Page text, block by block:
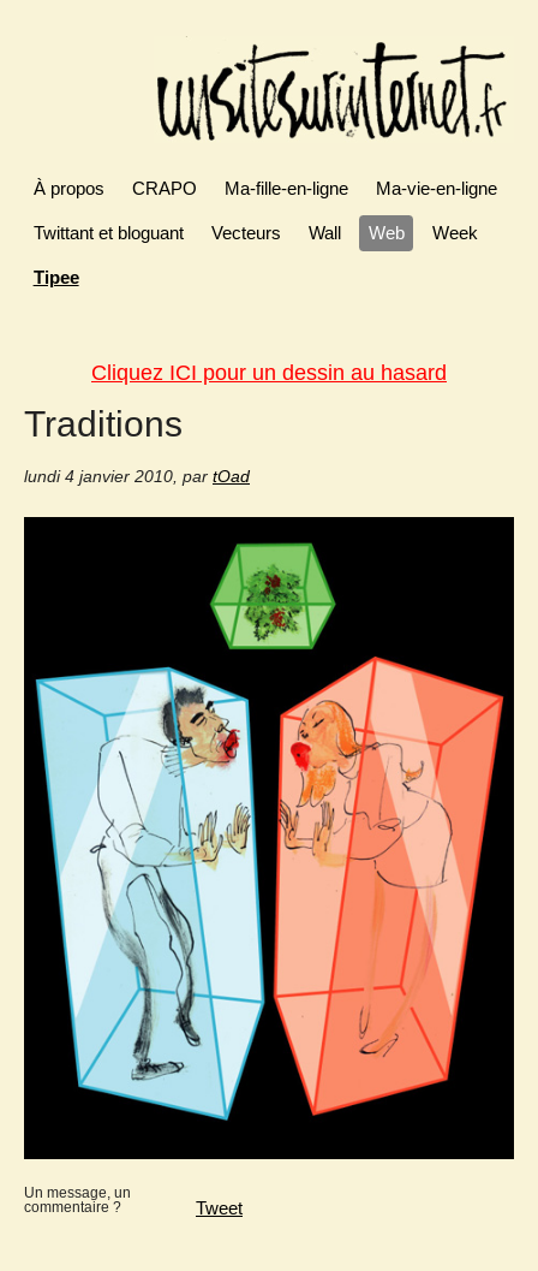
À propos CRAPO Ma-fille-en-ligne Ma-vie-en-ligne
Twittant et bloguant Vecteurs Wall Web Week
Tipee
Cliquez ICI pour un dessin au hasard
Traditions
lundi 4 janvier 2010, par tOad
Tweet
Un message, un
commentaire ?